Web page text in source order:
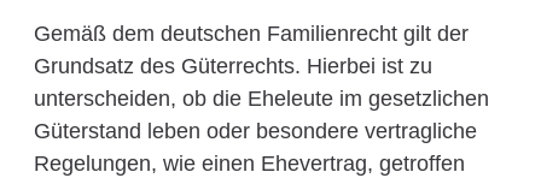
Gemäß dem deutschen Familienrecht gilt der
Grundsatz des Güterrechts. Hierbei ist zu
unterscheiden, ob die Eheleute im gesetzlichen
Güterstand leben oder besondere vertragliche
Regelungen, wie einen Ehevertrag, getroffen